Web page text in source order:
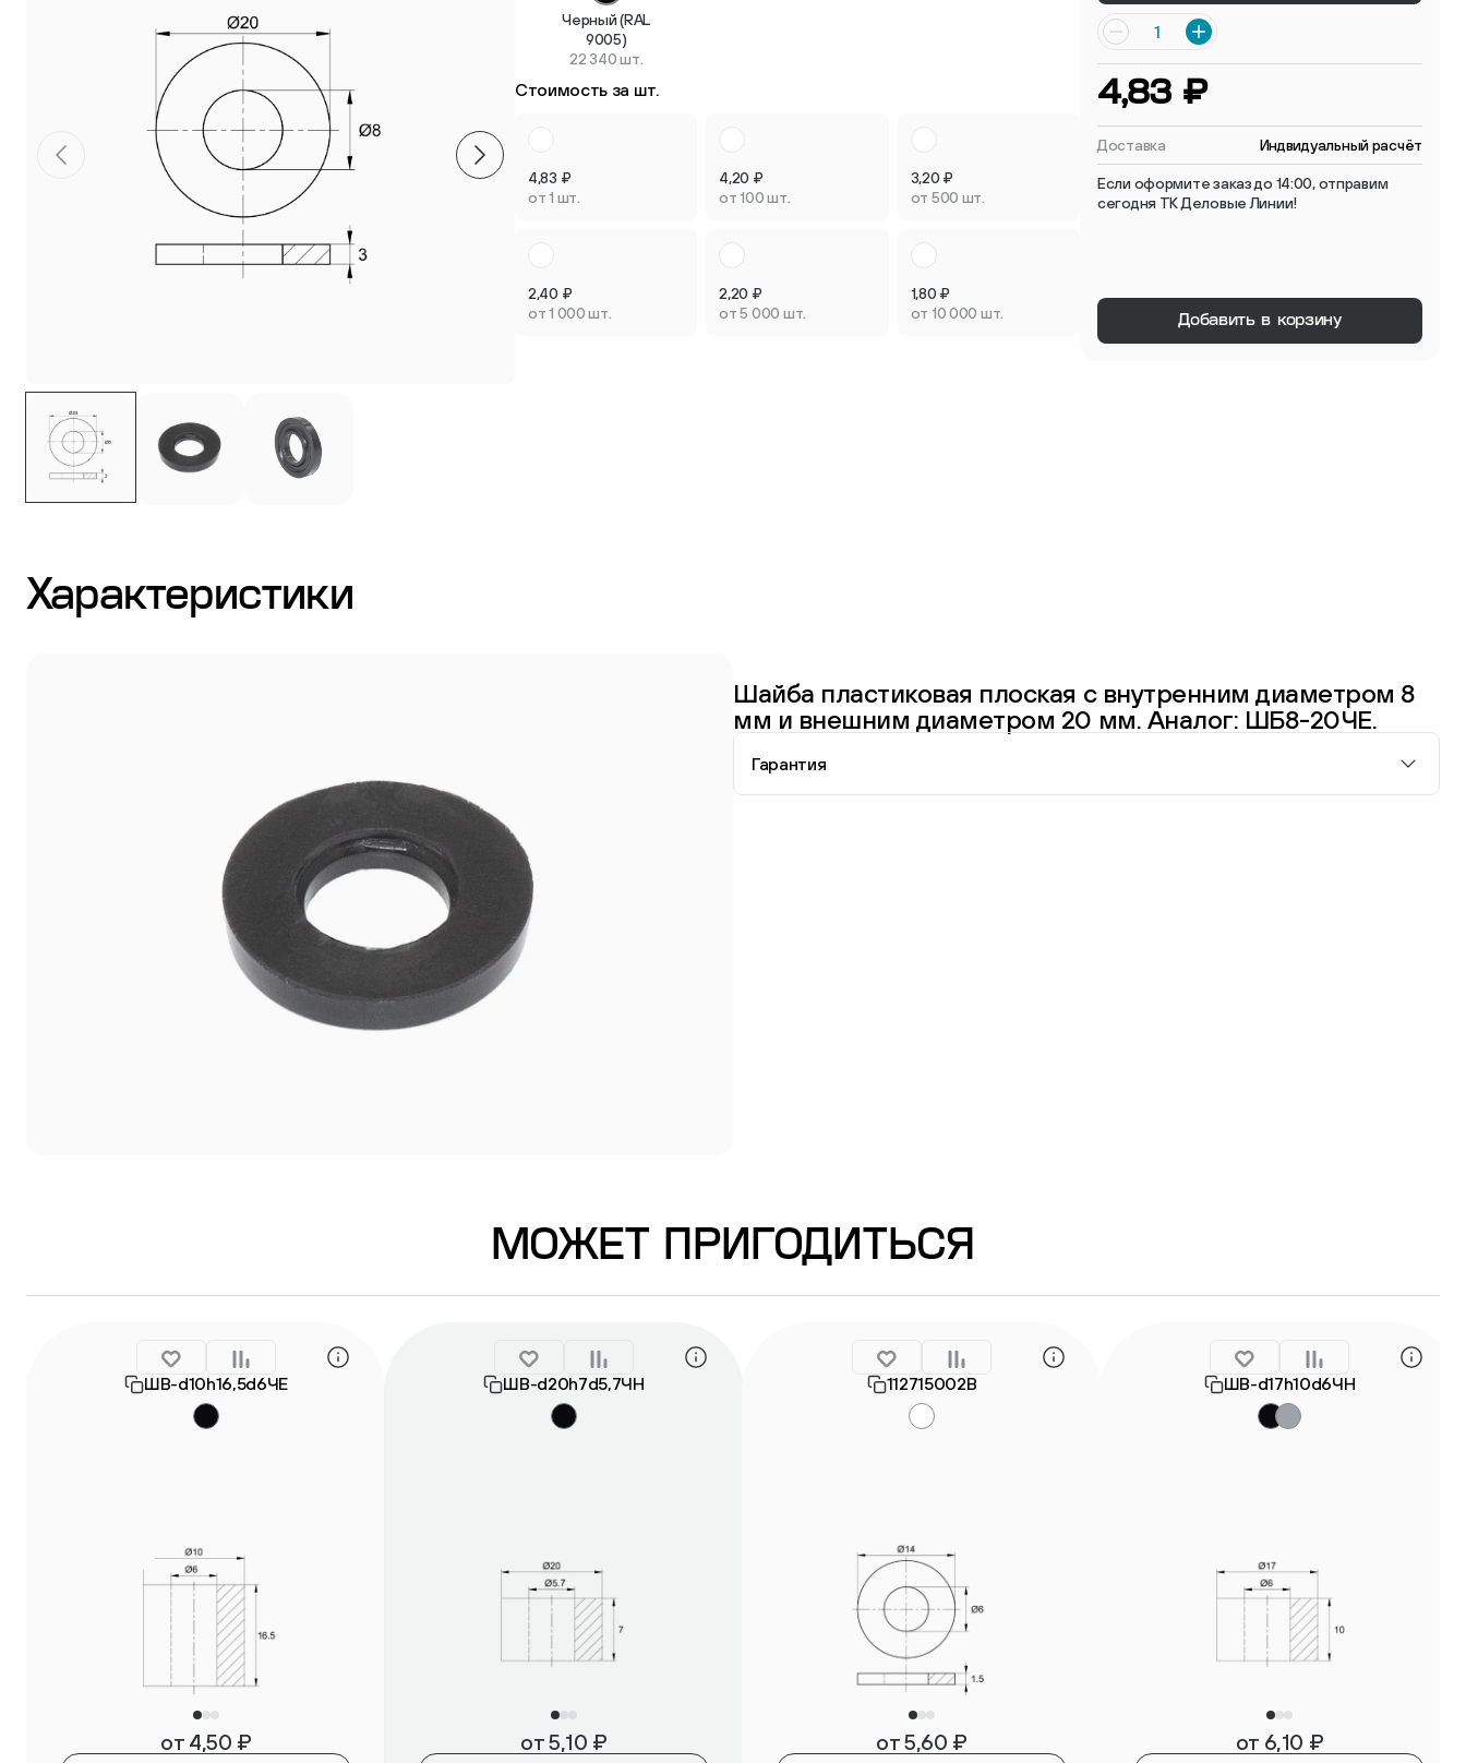
Черный (RAL
9005)
22 340 шт.
Стоимость за шт.
4,83 ₽
от 1 шт.
4,20 ₽
от 100 шт.
3,20 ₽
от 500 шт.
2,40 ₽
от 1 000 шт.
2,20 ₽
от 5 000 шт.
1,80 ₽
от 10 000 шт.
4,83 ₽
Доставка Индвидуальный расчёт
Если оформите заказ до 14:00, отправим
сегодня ТК Деловые Линии!
Добавить в корзину
Характеристики
Шайба пластиковая плоская с внутренним диаметром 8
мм и внешним диаметром 20 мм. Аналог: ШБ8-20ЧЕ.
Гарантия
МОЖЕТ ПРИГОДИТЬСЯ
ШВ-d10h16,5d6ЧЕ
от 4,50 ₽
ШВ-d20h7d5,7ЧН
от5,10 ₽
112715002B
от5,60 ₽
ШВ-d17h10d6ЧН
от 6,10 ₽
Фиксаторы - барашки
Заглушки для труб с резьбой
Пластиковые спинки и сиденья для
стульев
Комплектующие для мебели
Круглые мебельные опоры
9 товаров
Квадратные мебельные опоры
Опоры колёсные
3 товара
регулируемые
3 товара
Перейти в каталог